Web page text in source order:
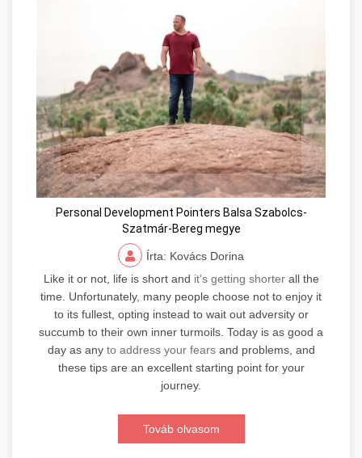
Personal Development Pointers Balsa Szabolcs-
Szatmár-Bereg megye
Írta: Kovács Dorina
Like it or not, life is short and it's getting shorterall the
time. Unfortunately, many people choose not to enjoy it
to its fullest, opting instead to wait out adversity or
succumb to their own inner turmoils. Today is as good a
day as any to address your fearsand problems, and
these tips are an excellent starting point for your
journey.
Továb olvasom